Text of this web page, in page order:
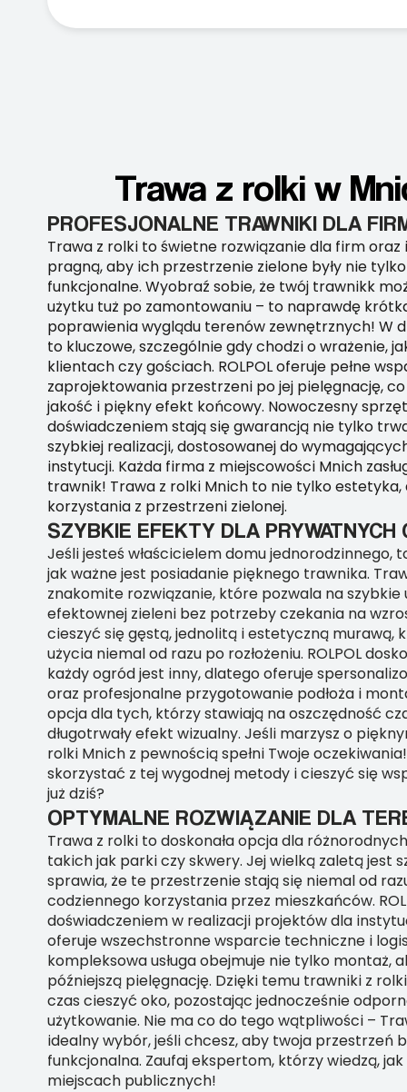
Trawa z rolki w
PROFESJONALNE TRAWNIKI DLA
Trawa z rolki to świetne rozwiązanie dla firm
pragną, aby ich przestrzenie zielone były nie
funkcjonalne. Wyobraź sobie, że twój trawnikk
użytku tuż po zamontowaniu – to naprawdę
poprawienia wyglądu terenów zewnętrznych! W
to kluczowe, szczególnie gdy chodzi o wrażenie,
klientach czy gościach. ROLPOL oferuje pełne
zaprojektowania przestrzeni po jej pielęgnację,
jakość i piękny efekt końcowy. Nowoczesny
doświadczeniem stają się gwarancją nie tylko
szybkiej realizacji, dostosowanej do
instytucji. Każda firma z miejscowości Mnich
trawnik! Trawa z rolki Mnich to nie tylko
korzystania z przestrzeni zielonej.
SZYBKIE EFEKTY DLA PRYWATNYCH
Jeśli jesteś właścicielem domu jednorodzinnego,
jak ważne jest posiadanie pięknego trawnika.
znakomite rozwiązanie, które pozwala na szybkie
efektownej zieleni bez potrzeby czekania na
cieszyć się gęstą, jednolitą i estetyczną murawą,
użycia niemal od razu po rozłożeniu. ROLPOL
każdy ogród jest inny, dlatego oferuje
oraz profesjonalne przygotowanie podłoża i
opcja dla tych, którzy stawiają na oszczędność
długotrwały efekt wizualny. Jeśli marzysz o
rolki Mnich z pewnością spełni Twoje
skorzystać z tej wygodnej metody i cieszyć się
już dziś?
OPTYMALNE ROZWIĄZANIE DLA
Trawa z rolki to doskonała opcja dla
takich jak parki czy skwery. Jej wielką zaletą jest
sprawia, że te przestrzenie stają się niemal od
codziennego korzystania przez mieszkańców.
doświadczeniem w realizacji projektów dla
oferuje wszechstronne wsparcie techniczne i
kompleksowa usługa obejmuje nie tylko montaż,
późniejszą pielęgnację. Dzięki temu trawniki z
czas cieszyć oko, pozostając jednocześnie
użytkowanie. Nie ma co do tego wątpliwości –
idealny wybór, jeśli chcesz, aby twoja przestrzeń
funkcjonalna. Zaufaj ekspertom, którzy wiedzą,
miejscach publicznych!